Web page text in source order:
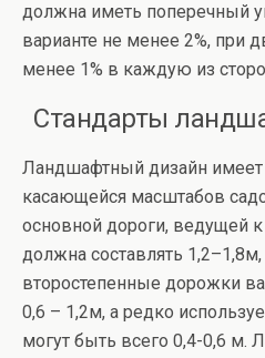
должна иметь поперечный
варианте не менее 2%, при
менее 1% в каждую из
Стандарты
Ландшафтный дизайн имеет
касающейся масштабов
основной дороги, ведущей
должна составлять
второстепенные дорожки
0,6 – 1,2м, а редко
могут быть всего 0,4-0,6 м.